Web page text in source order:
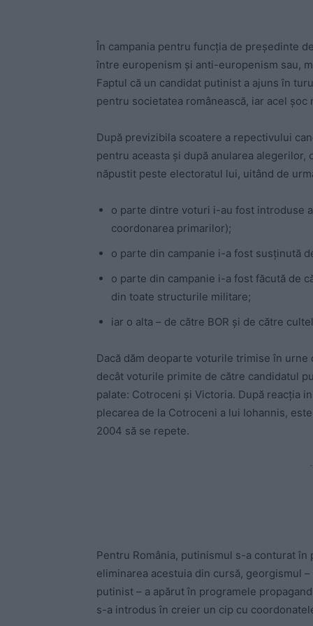
În campania pentru funcția de președinte
între europenism și anti-europenism sau,
Faptul că un candidat putinist a ajuns în
pentru societatea românească, iar acel
După previzibila scoatere a repectivului
pentru aceasta și după anularea
năpustit peste electoratul lui, uitând de
o parte dintre voturi i-au fost introduse
coordonarea primarilor);
o parte din campanie i-a fost susținută
o parte din campanie i-a fost făcută de
din toate structurile militare;
iar o alta – de către BOR și de către
Dacă dăm deoparte voturile trimise în
decât voturile primite de către candidatul
palate: Cotroceni și Victoria. După reacția
plecarea de la Cotroceni a lui Iohannis,
2004 să se repete.
Pentru România, putinismul s-a conturat
eliminarea acestuia din cursă, georgismul
putinist – a apărut în programele
s-a introdus în creier un cip cu